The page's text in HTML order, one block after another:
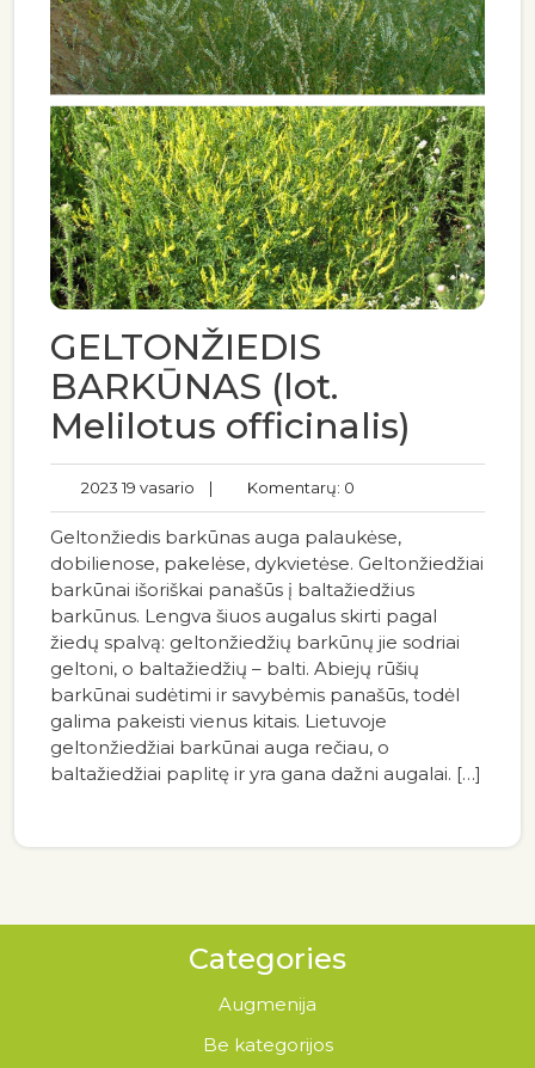
GELTONŽIEDIS
BARKŪNAS (lot.
Melilotus officinalis)
2023 19 vasario | Komentarų: 0
Geltonžiedis barkūnas auga palaukėse,
dobilienose, pakelėse, dykvietėse. Geltonžiedžiai
barkūnai išoriškai panašūs į baltažiedžius
barkūnus. Lengva šiuos augalus skirti pagal
žiedų spalvą: geltonžiedžių barkūnų jie sodriai
geltoni, o baltažiedžių – balti. Abiejų rūšių
barkūnai sudėtimi ir savybėmis panašūs, todėl
galima pakeisti vienus kitais. Lietuvoje
geltonžiedžiai barkūnai auga rečiau, o
baltažiedžiai paplitę ir yra gana dažni augalai. […]
Categories
Augmenija
Be kategorijos